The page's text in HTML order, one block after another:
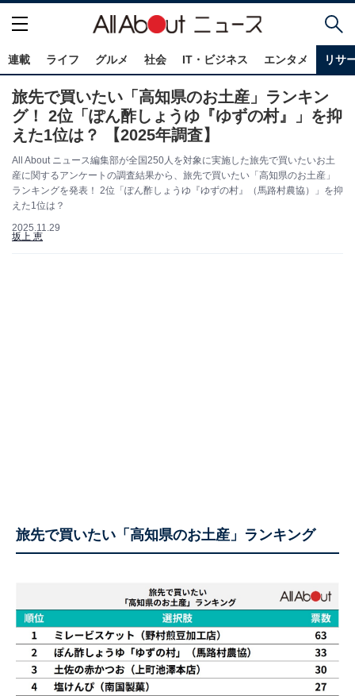
連載 ライフ グルメ 社会 IT・ビジネス エンタメ リサ
旅先で買いたい「高知県のお土産」ランキン
グ！ 2位「ぽん酢しょうゆ『ゆずの村』」を抑
えた1位は？ 【2025年調査】
All About ニュース編集部が全国250人を対象に実施した旅先で買いたいお土
産に関するアンケートの調査結果から、旅先で買いたい「高知県のお土産」
ランキングを発表！ 2位「ぽん酢しょうゆ『ゆずの村』（馬路村農協）」を抑
えた1位は？
2025.11.29
坂上 恵
旅先で買いたい「高知県のお土産」ランキング